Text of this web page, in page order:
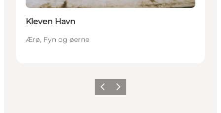
Kleven Havn
Ærø, Fyn og øerne
ForrigeNæste